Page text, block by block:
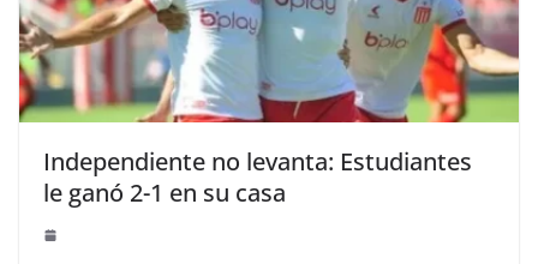
Independiente no levanta: Estudiantes
le ganó 2-1 en su casa